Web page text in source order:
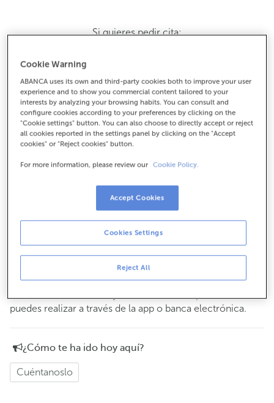
Si quieres pedir cita:
Para todo lo demás:
917162007
Cómo llegar
Consulta todos los horarios
Gestiones comerciales
De lunes a viernes de8:15 a 14:00.
cita previa
y te atenderemos el día y hora
Esta oficina no dispone de servicio de caja.
Puedes realizar tus operaciones más habitualesen
efectivo
puedes realizar a través de la app o banca electrónica.
¿Cómo te ha ido hoy aquí?
Cuéntanoslo
Cookie Warning
ABANCA uses its own and third-party cookies both to improve your user
experience and to show you commercial content tailored to your
interests by analyzing your browsing habits. You can consult and
configure cookies according to your preferences by clicking on the
"Cookie settings" button. You can also choose to directly accept or reject
all cookies reported in the settings panel by clicking on the "Accept
cookies" or "Reject cookies" button.
For more information, please review our Cookie Policy.
Reject All
Cookies Settings
Accept Cookies